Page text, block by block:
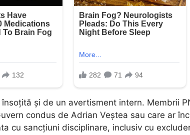
și de un avertisment intern. Membrii
condus de Adrian Veștea sau care ar
cu sancțiuni disciplinare, inclusiv cu